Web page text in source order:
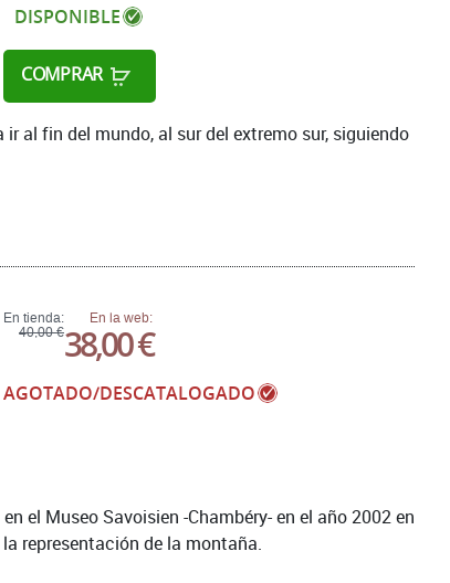
DISPONIBLE
COMPRAR
al fin del mundo, al sur del extremo sur, siguiendo
En tienda:
40,00 €
En la web:
38,00 €
AGOTADO/DESCATALOGADO
el Museo Savoisien -Chambéry- en el año 2002 en
representación de la montaña.